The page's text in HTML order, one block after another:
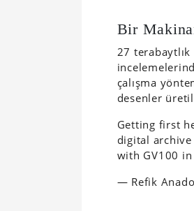
Bir
27
çalışma
desenler
Getting first
digital
with GV100
— Refik